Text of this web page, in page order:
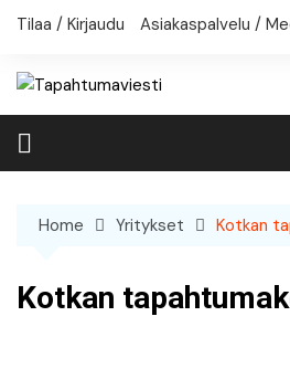
Skip
Tilaa / Kirjaudu Asiakaspalvelu /
Home Yritykset Kotkan
Kotkan